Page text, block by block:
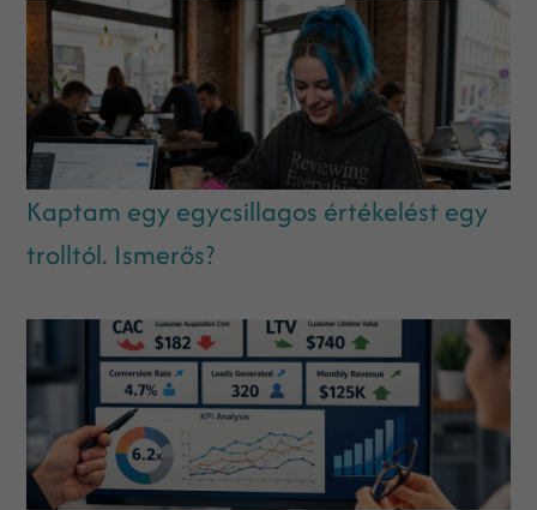
Kaptam egy egycsillagos értékelést egy
trolltól. Ismerős?